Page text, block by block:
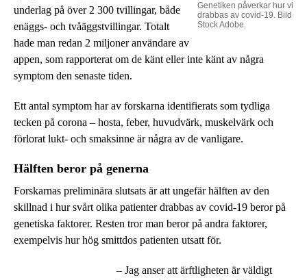
Genetiken påverkar hur vi
drabbas av covid-19. Bild
Stock Adobe.
underlag på över 2 300 tvillingar, både
enäggs- och tvåäggstvillingar. Totalt
hade man redan 2 miljoner användare av
appen, som rapporterat om de känt eller inte känt av några
symptom den senaste tiden.
Ett antal symptom har av forskarna identifierats som tydliga
tecken på corona – hosta, feber, huvudvärk, muskelvärk och
förlorat lukt- och smaksinne är några av de vanligare.
Hälften beror på generna
Forskarnas preliminära slutsats är att ungefär hälften av den
skillnad i hur svårt olika patienter drabbas av covid-19 beror på
genetiska faktorer. Resten tror man beror på andra faktorer,
exempelvis hur hög smittdos patienten utsatt för.
– Jag anser att ärftligheten är väldigt